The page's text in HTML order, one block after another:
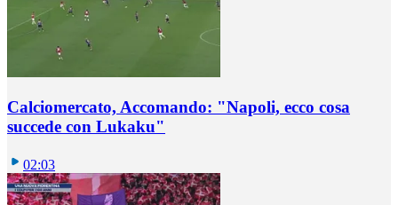
Calciomercato, Accomando: "Napoli, ecco cosa
succede con Lukaku"
02:03